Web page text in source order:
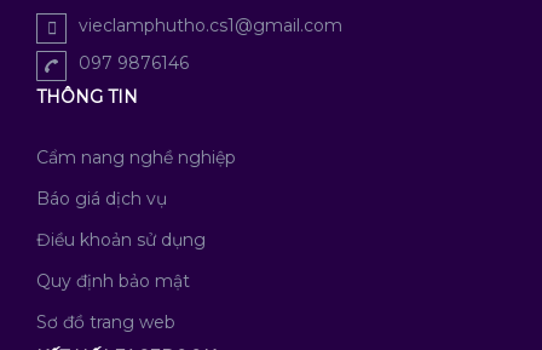
vieclamphutho.cs1@gmail.com
097 9876146
THÔNG TIN
Cẩm nang nghề nghiệp
Báo giá dịch vụ
Điều khoản sử dụng
Quy định bảo mật
Sơ đồ trang web